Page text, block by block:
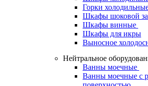
Горки
Шкафы шоковой
Шкафы винные
Шкафы для икры
Выносное
Нейтральное
Ванны моечные
Ванны моечные с